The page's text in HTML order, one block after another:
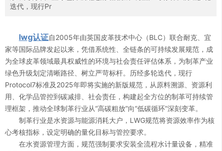
迭代，现行Pr
lwg认证自2005年由英国皮革技术中心（BLC）联合耐克、宜
家等国际品牌发起以来，凭借系统性、全链条的可持续发展规范，成
为全球皮革领域最具权威性的环境与社会责任评估体系，为制革产业
绿色升级划定清晰路径、树立严苛标杆。历经多轮迭代，现行
Protocol7标准及2025年即将实施的新版规范，从原料溯源、资源利
用、化学品管控到碳减排、社会责任，构建起全方位的制革可持续管
理框架，推动全球制革行业从“高碳粗放”向“低碳循环”深刻变革。
制革行业是水资源与能源消耗大户，LWG规范将资源效率作为核
心考核指标，设定明确的量化目标与管控要求。
在水资源管理方面，规范强制要求安装全流程水计量设备，精准